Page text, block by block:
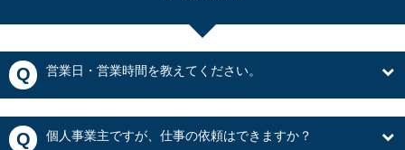
Q 営業日・営業時間を教えてください。
Q 個人事業主ですが、仕事の依頼はできますか？